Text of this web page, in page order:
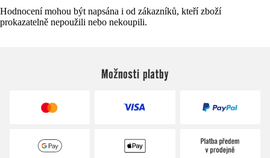
Hodnocení mohou být napsána i od zákazníků, kteří zboží
prokazatelně nepoužili nebo nekoupili.
Možnosti platby